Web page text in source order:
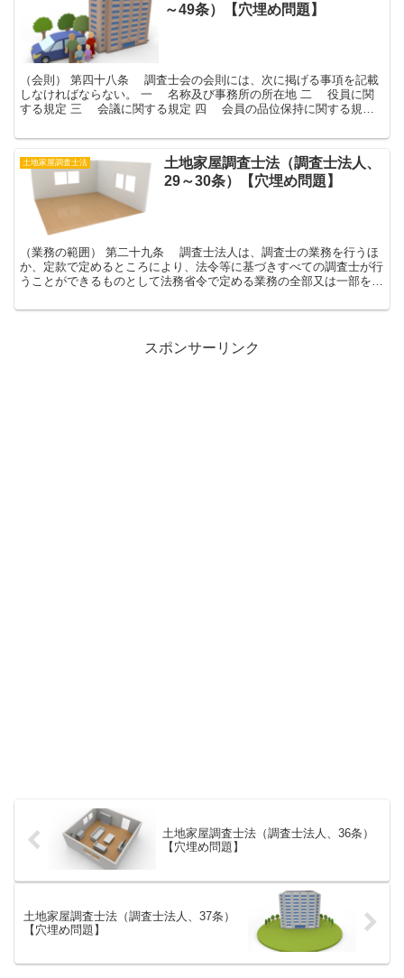
～49条）【穴埋め問題】
（会則） 第四十八条 調査士会の会則には、次に掲げる事項を記載
しなければならない。 一 名称及び事務所の所在地 二 役員に関
する規定 三 会議に関する規定 四 会員の品位保持に関する規定
土地家屋調査士法
土地家屋調査士法（調査士法人、
29～30条）【穴埋め問題】
（業務の範囲） 第二十九条 調査士法人は、調査士の業務を行うほ
か、定款で定めるところにより、法令等に基づきすべての調査士が行
うことができるものとして法務省令で定める業務の全部又は一部を行
スポンサーリンク
土地家屋調査士法（調査士法人、36条）
【穴埋め問題】
土地家屋調査士法（調査士法人、37条）
【穴埋め問題】